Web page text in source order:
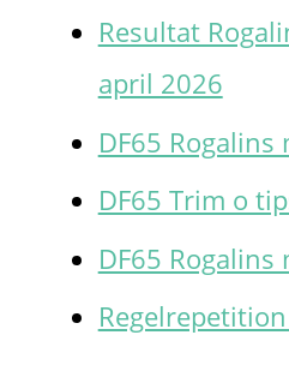
Resultat
april 2026
DF65
DF65 Trim o
DF65